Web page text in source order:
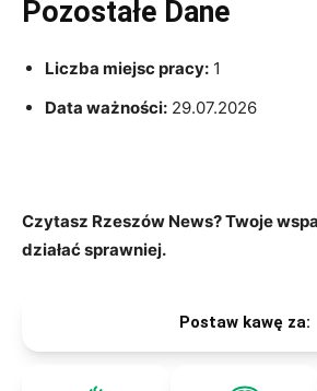
Pozostałe Dane
Liczba miejsc pracy: 1
Data ważności: 29.07.2026
Czytasz Rzeszów News? Twoje
działać sprawniej.
Postaw kawę za: